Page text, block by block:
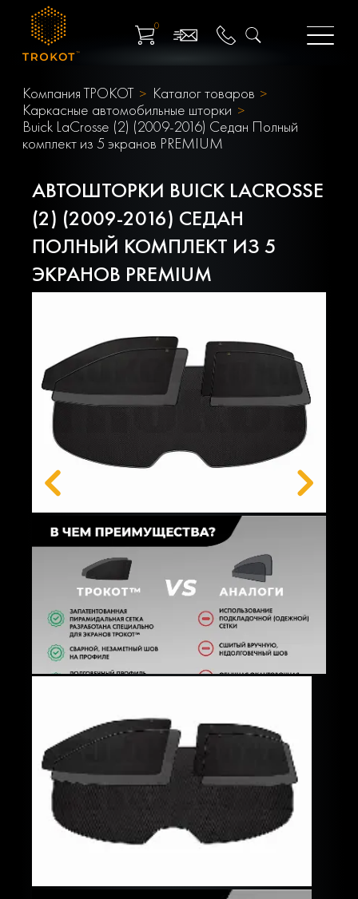
0
Компания ТРОКОТ
Каталог товаров
Каркасные автомобильные шторки
Buick LaCrosse (2) (2009-2016) Седан Полный
комплект из 5 экранов PREMIUM
АВТОШТОРКИ BUICK LACROSSE
(2) (2009-2016) СЕДАН
ПОЛНЫЙ КОМПЛЕКТ ИЗ 5
ЭКРАНОВ PREMIUM